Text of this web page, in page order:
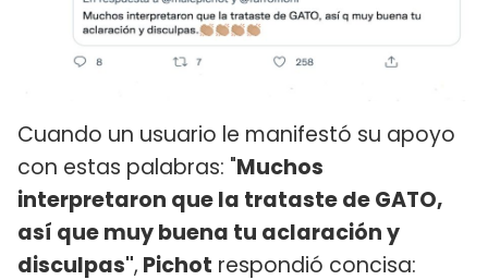
Cuando un usuario le manifestó su apoyo
con estas palabras: "Muchos
interpretaron que la trataste de GATO,
así que muy buena tu aclaración y
disculpas"​, Pichot respondió concisa: